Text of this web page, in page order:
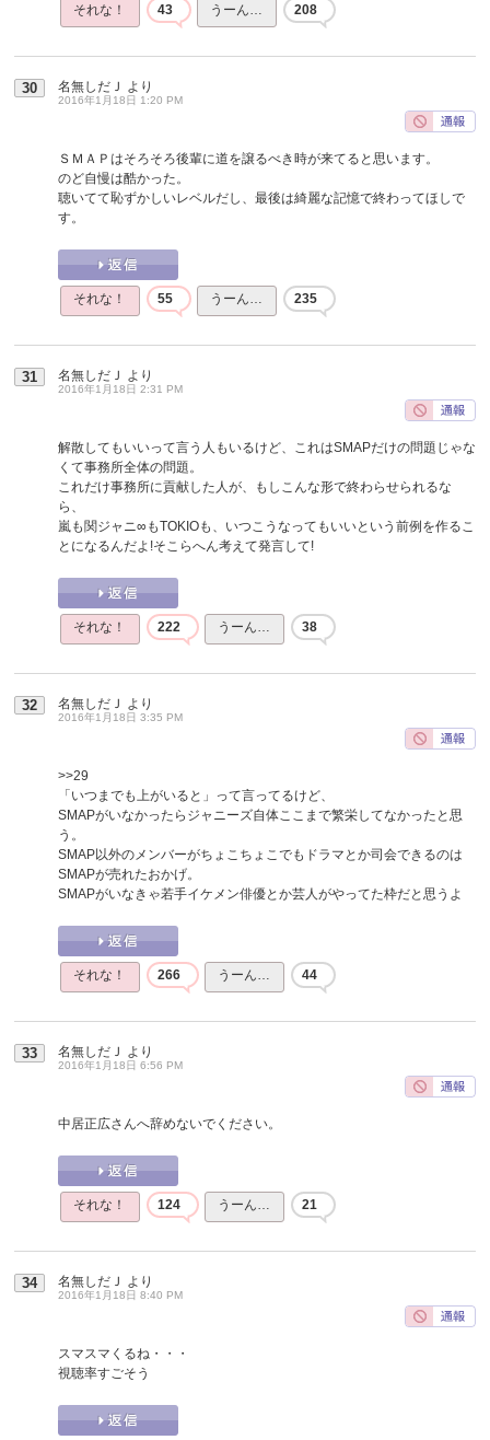
それな！ 43 うーん… 208
30 名無しだＪ より
2016年1月18日 1:20 PM
ＳＭＡＰはそろそろ後輩に道を譲るべき時が来てると思います。
のど自慢は酷かった。
聴いてて恥ずかしいレベルだし、最後は綺麗な記憶で終わってほしで
す。
それな！ 55 うーん… 235
31 名無しだＪ より
2016年1月18日 2:31 PM
解散してもいいって言う人もいるけど、これはSMAPだけの問題じゃな
くて事務所全体の問題。
これだけ事務所に貢献した人が、もしこんな形で終わらせられるな
ら、
嵐も関ジャニ∞もTOKIOも、いつこうなってもいいという前例を作るこ
とになるんだよ!そこらへん考えて発言して!
それな！ 222 うーん… 38
32 名無しだＪ より
2016年1月18日 3:35 PM
>>29
「いつまでも上がいると」って言ってるけど、
SMAPがいなかったらジャニーズ自体ここまで繁栄してなかったと思
う。
SMAP以外のメンバーがちょこちょこでもドラマとか司会できるのは
SMAPが売れたおかげ。
SMAPがいなきゃ若手イケメン俳優とか芸人がやってた枠だと思うよ
それな！ 266 うーん… 44
33 名無しだＪ より
2016年1月18日 6:56 PM
中居正広さんへ辞めないでください。
それな！ 124 うーん… 21
34 名無しだＪ より
2016年1月18日 8:40 PM
スマスマくるね・・・
視聴率すごそう